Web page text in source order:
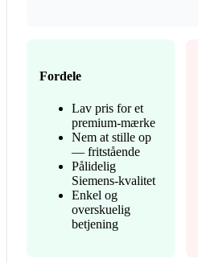
Fordele
Lav pris for et
premium-mærke
Nem at stille op
— fritstående
Pålidelig
Siemens-kvalitet
Enkel og
overskuelig
betjening